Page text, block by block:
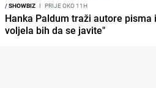
/SHOWBIZ I PRIJE OKO 11H
Hanka Paldum traži autore pisma
voljela bih da se javite"